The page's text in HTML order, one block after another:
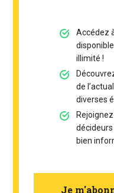
Accédez
illimité !
de
diverses
bien
Je